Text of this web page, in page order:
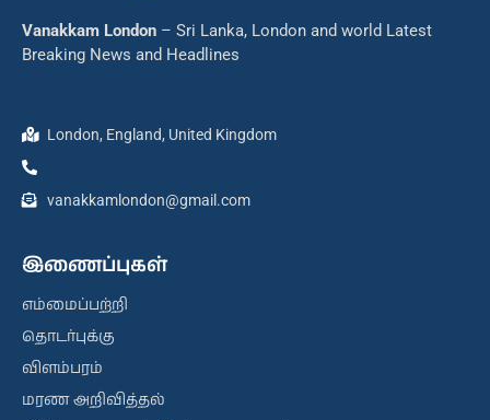
Vanakkam London – Sri Lanka, London and world Latest
Breaking News and Headlines
London, England, United Kingdom
vanakkamlondon@gmail.com
இணைப்புகள்
எம்மைப்பற்றி
தொடர்புக்கு
விளம்பரம்
மரண அறிவித்தல்